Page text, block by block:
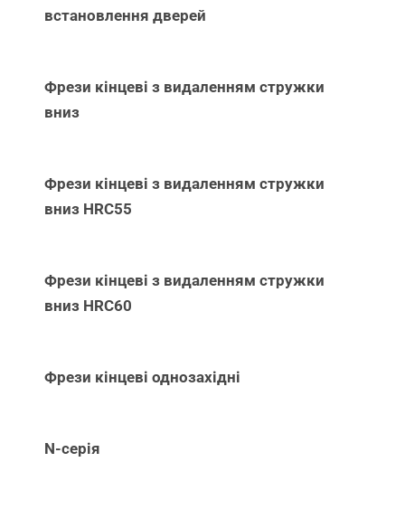
встановлення дверей
Фрези кінцеві з видаленням стружки
вниз
Фрези кінцеві з видаленням стружки
вниз НRC55
Фрези кінцеві з видаленням стружки
вниз НRC60
Фрези кінцеві однозахідні
N-серія